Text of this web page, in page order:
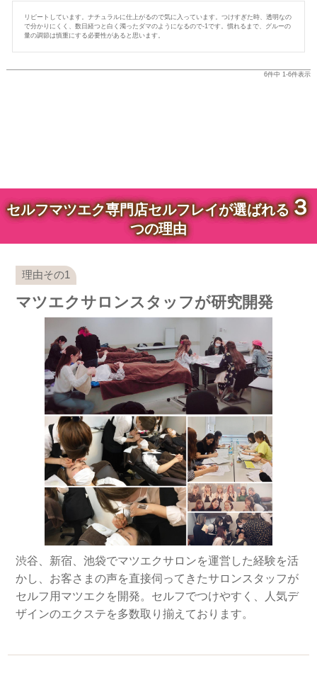
リピートしています。ナチュラルに仕上がるので気に入っています。つけすぎた時、透明なの
で分かりにくく、数日経つと白く濁ったダマのようになるので-1です。慣れるまで、グルーの
量の調節は慎重にする必要性があると思います。
6件中 1-6件表示
セルフマツエク専門店セルフレイが選ばれる３
つの理由
マツエクサロンスタッフが研究開発
渋谷、新宿、池袋でマツエクサロンを運営した経験を活
かし、お客さまの声を直接伺ってきたサロンスタッフが
セルフ用マツエクを開発。セルフでつけやすく、人気デ
ザインのエクステを多数取り揃えております。